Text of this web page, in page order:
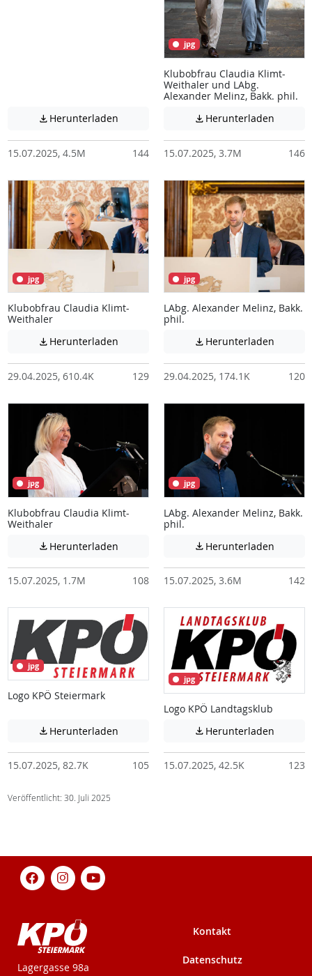
 Herunterladen Achtung: Diese Datei enthält unter
15.07.2025, 4.5M 144
jpg
Klubobfrau Claudia Klimt-
Weithaler und LAbg.
Alexander Melinz, Bakk. phil.
 Herunterladen
15.07.2025, 3.7M 146
jpg
Klubobfrau Claudia Klimt-
Weithaler
 Herunterladen Achtung: Diese Datei enthält unter
29.04.2025, 610.4K 129
jpg
LAbg. Alexander Melinz, Bakk.
phil.
 Herunterladen
29.04.2025, 174.1K 120
jpg
Klubobfrau Claudia Klimt-
Weithaler
 Herunterladen Achtung: Diese Datei enthält unter
15.07.2025, 1.7M 108
jpg
LAbg. Alexander Melinz, Bakk.
phil.
 Herunterladen
15.07.2025, 3.6M 142
jpg
Logo KPÖ Steiermark
 Herunterladen Achtung: Diese Datei enthält unter
15.07.2025, 82.7K 105
jpg
Logo KPÖ Landtagsklub
 Herunterladen
15.07.2025, 42.5K 123
Veröffentlicht: 30. Juli 2025
KPÖ-Steiermark
Lagergasse 98a
Kontakt
Datenschutz